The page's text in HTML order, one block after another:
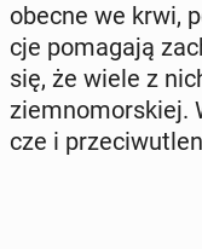
obecne we krwi,
cje po­ma­ga­ją
się, że wiele z
ziem­no­mor­skiej.
cze i